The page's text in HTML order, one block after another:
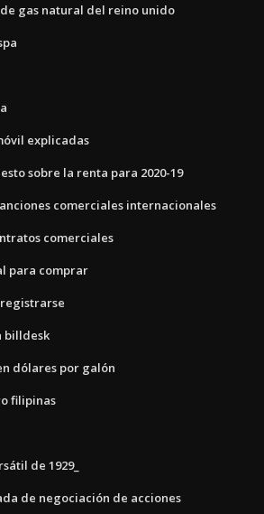
gas natural del reino unido
explicadas
sobre la renta para 2020-19
comerciales internacionales
comerciales
para comprar
billdesk
dólares por galón
filipinas
de 1929_
de negociación de acciones